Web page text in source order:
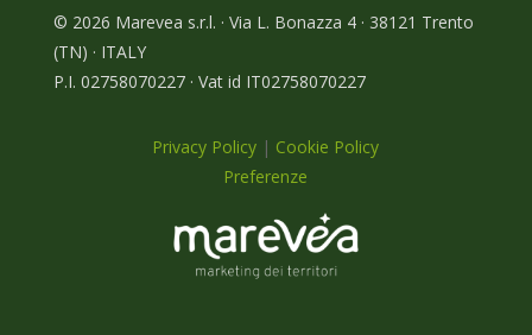
© 2026 Marevea s.r.l. · Via L. Bonazza 4 · 38121 Trento
(TN) · ITALY
P.I. 02758070227 · Vat id IT02758070227
Privacy Policy | Cookie Policy
Preferenze